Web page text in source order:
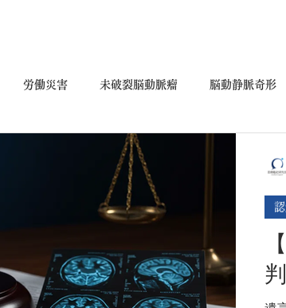
労働災害 未破裂脳動脈瘤 脳動静脈奇形
低髄液圧症候群
高次脳機能障害 くも膜下出血 基本事項
遺言能力